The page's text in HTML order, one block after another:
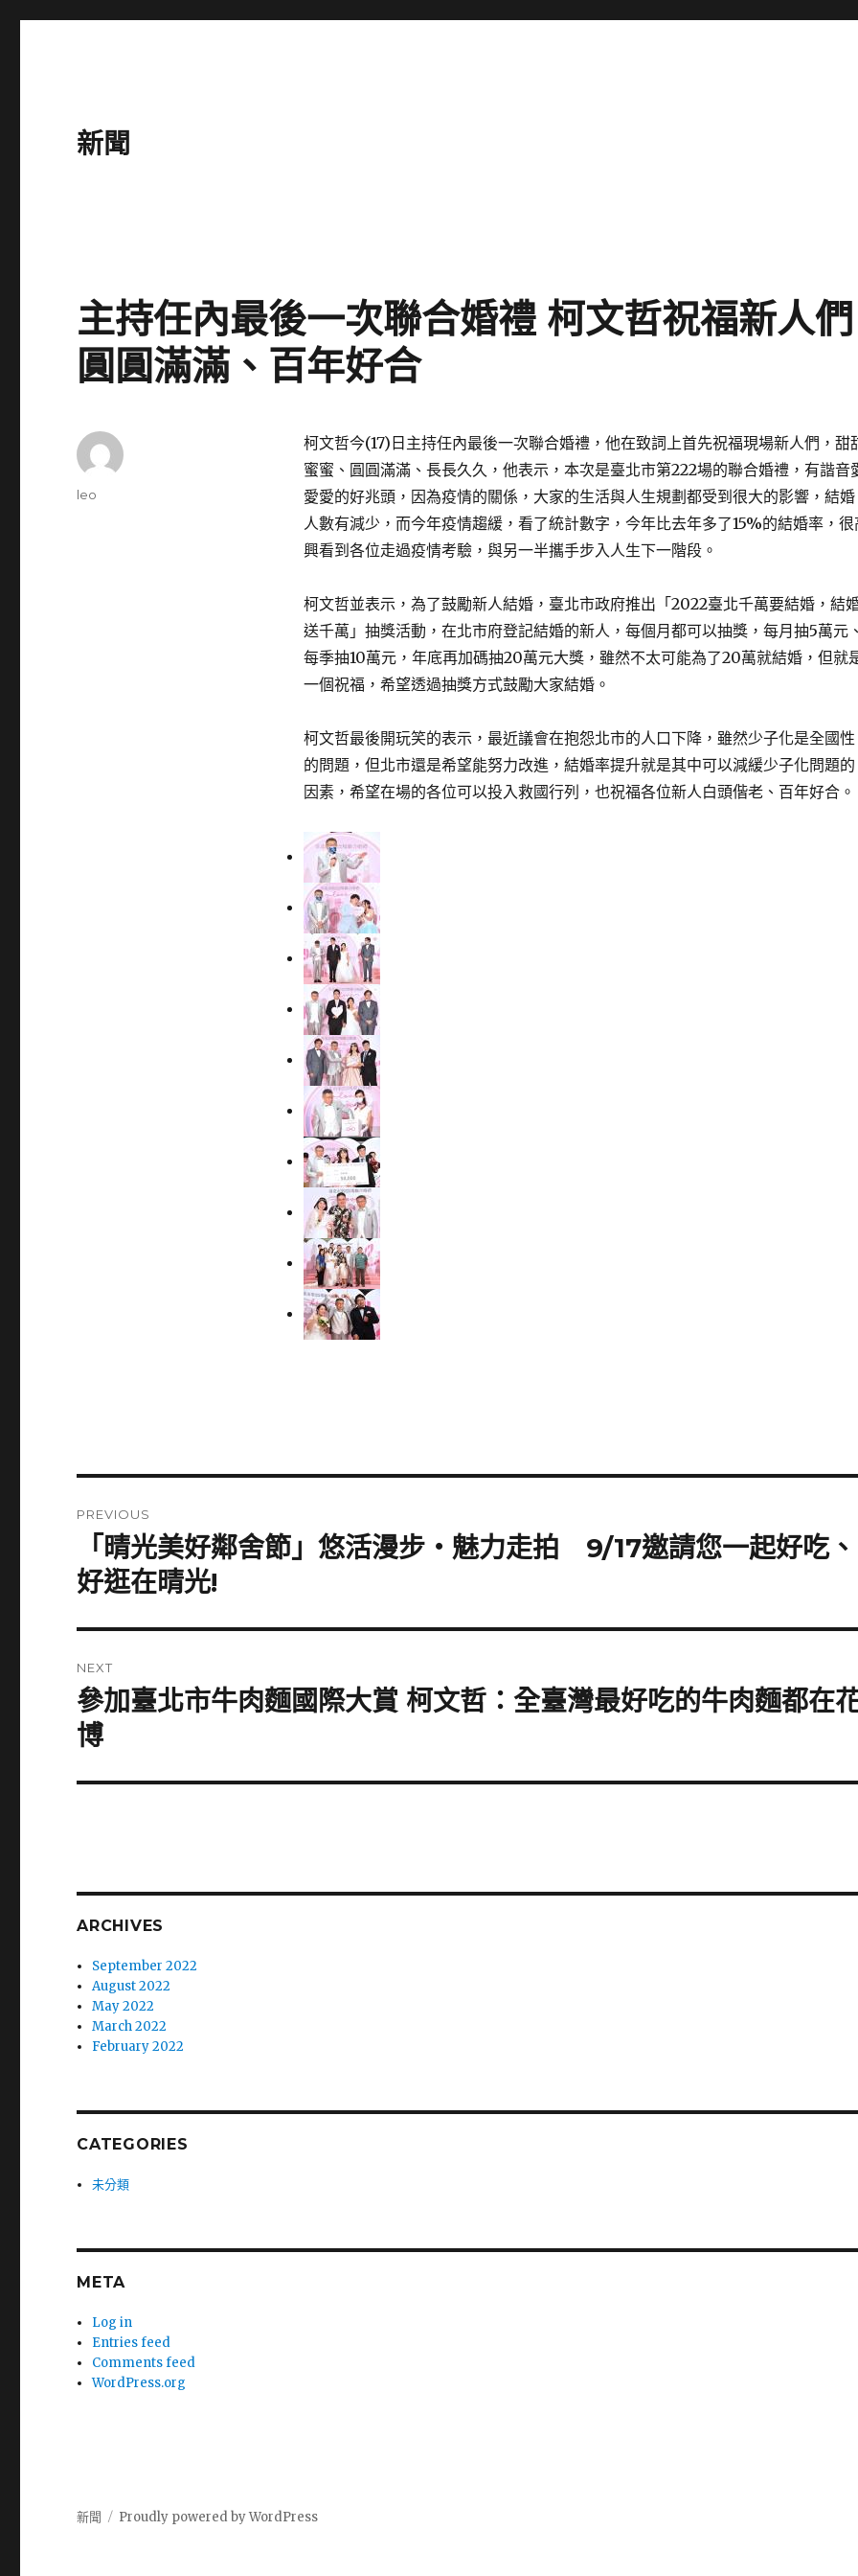
新聞
主持任內最後一次聯合婚禮 柯文哲祝福新人們
圓圓滿滿、百年好合
柯文哲今(17)日主持任內最後一次聯合婚禮，他在致詞上首先祝福現場新人們，甜
蜜蜜、圓圓滿滿、長長久久，他表示，本次是臺北市第222場的聯合婚禮，有諧音
愛愛的好兆頭，因為疫情的關係，大家的生活與人生規劃都受到很大的影響，結婚
人數有減少，而今年疫情趨緩，看了統計數字，今年比去年多了15%的結婚率，很
興看到各位走過疫情考驗，與另一半攜手步入人生下一階段。
柯文哲並表示，為了鼓勵新人結婚，臺北市政府推出「2022臺北千萬要結婚，結
送千萬」抽獎活動，在北市府登記結婚的新人，每個月都可以抽獎，每月抽5萬元
每季抽10萬元，年底再加碼抽20萬元大獎，雖然不太可能為了20萬就結婚，但就
一個祝福，希望透過抽獎方式鼓勵大家結婚。
柯文哲最後開玩笑的表示，最近議會在抱怨北市的人口下降，雖然少子化是全國性
的問題，但北市還是希望能努力改進，結婚率提升就是其中可以減緩少子化問題的
因素，希望在場的各位可以投入救國行列，也祝福各位新人白頭偕老、百年好合。
Author
leo
navigation
PREVIOUS
Previous
post:
「晴光美好鄰舍節」悠活漫步‧魅力走拍 9/17邀請您一起好吃、
好逛在晴光!
NEXT
Next
post:
參加臺北市牛肉麵國際大賞 柯文哲：全臺灣最好吃的牛肉麵都在
博
ARCHIVES
September 2022
August 2022
May 2022
March 2022
February 2022
CATEGORIES
未分類
META
Log in
Entries feed
Comments feed
WordPress.org
新聞 Proudly powered by WordPress